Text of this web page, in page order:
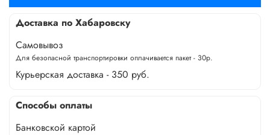
Доставка по Хабаровску
Самовывоз
Для безопасной транспортировки оплачивается пакет - 30р.
Курьерская доставка - 350 руб.
Способы оплаты
Банковской картой